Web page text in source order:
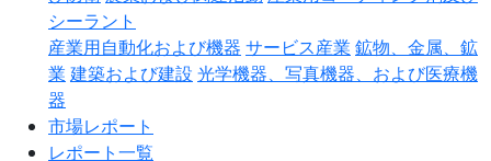
シーラント
産業用自動化および機器 サービス産業 鉱物、金属、鉱
業 建築および建設 光学機器、写真機器、および医療機
器
市場レポート
レポート一覧